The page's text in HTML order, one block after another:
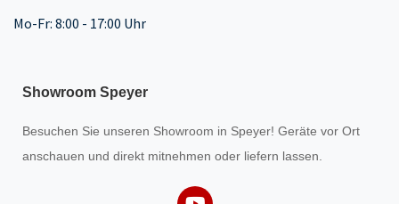
Mo-Fr: 8:00 - 17:00 Uhr
Showroom Speyer
Besuchen Sie unseren Showroom in Speyer! Geräte vor Ort
anschauen und direkt mitnehmen oder liefern lassen.